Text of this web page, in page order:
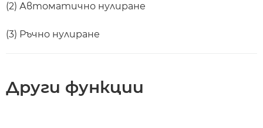
(2) Автоматично нулиране
(3) Ръчно нулиране
Други функции